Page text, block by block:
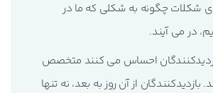
شکلات چگونه به شکلی که ما در
در می آیند.
بازدیدکنندگان احساس می کنند متخصص
از آن روز به بعد، نه تنها